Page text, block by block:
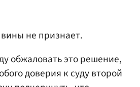
не признает.
обжаловать это решение,
доверия к суду второй